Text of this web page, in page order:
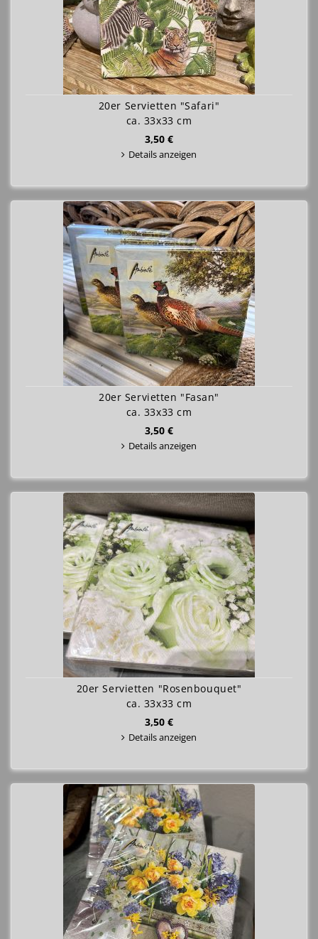
20er Servietten "Safari"
ca. 33x33 cm
3,50 €
Details anzeigen
20er Servietten "Fasan"
ca. 33x33 cm
3,50 €
Details anzeigen
20er Servietten "Rosenbouquet"
ca. 33x33 cm
3,50 €
Details anzeigen